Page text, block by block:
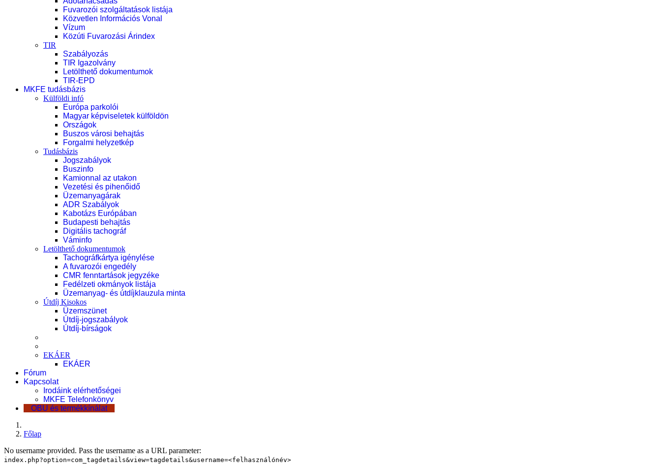
Fuvarozói szolgáltatások listája
Közvetlen Információs Vonal
Vízum
Közúti Fuvarozási Árindex
TIR
Szabályozás
TIR Igazolvány
Letölthető dokumentumok
TIR-EPD
MKFE tudásbázis
Külföldi infó
Európa parkolói
Magyar képviseletek külföldön
Országok
Buszos városi behajtás
Forgalmi helyzetkép
Tudásbázis
Jogszabályok
Buszinfo
Kamionnal az utakon
Vezetési és pihenőidő
Üzemanyagárak
ADR Szabályok
Kabotázs Európában
Budapesti behajtás
Digitális tachográf
Váminfo
Letölthető dokumentumok
Tachográfkártya igénylése
A fuvarozói engedély
CMR fenntartások jegyzéke
Fedélzeti okmányok listája
Üzemanyag- és útdíjklauzula minta
Útdíj Kisokos
Üzemszünet
Útdíj-jogszabályok
Útdíj-bírságok
EKÁER
EKÁER
Fórum
Kapcsolat
Irodáink elérhetőségei
MKFE Telefonkönyv
OBU és termékkínálat
Főlap
No username provided. Pass the username as a URL parameter:
index.php?option=com_tagdetails&view=tagdetails&username=<felhasználónév>